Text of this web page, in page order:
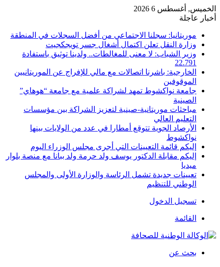
الخميس, أغسطس 6 2026
أخبار عاجلة
موريتانيا: سجلنا الاجتماعي من أفضل السجلات في المنطقة
وزارة النقل تعلن اكتمال أشغال جسر تويجكجيت
وزير الشباب: لا معنى للمغالطات.. ولدينا توثيق باستفادة
22.791
الخارجية: باشرنا اتصالات مع مالي للإفراج عن الموريتانيين
الموقوفين
جامعة نواكشوط تمهد لشراكة علمية مع جامعة “هوهاي”
الصينية
مباحثات موريتانية-صينية لتعزيز الشراكة بين مؤسسات
التعليم العالي
الأرصاد الجوية تتوقع أمطارا في عدد من الولايات بينها
نواكشوط
إليكم قائمة التعيينات التي أجرى مجلس الوزراء اليوم
إليكم مقابلة الدكتور يوسف ولد حرمة ولد ببانا مع منصة بلوار
ميديا
تعيينات جديدة تشمل الرئاسة والوزارة الأولى والمجلس
الوطني للتنظيم
تسجيل الدخول
القائمة
بحث عن